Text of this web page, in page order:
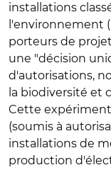
installations
l'environnement
porteurs de
une "décision
d'autorisations,
la biodiversité et
Cette
(soumis à
installations de
production